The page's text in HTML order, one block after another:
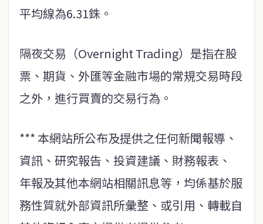
平均線為6.31銖。
隔夜交易（Overnight Trading）是指在股
票、期貨、外匯等金融市場的常規交易時段
之外，進行買賣的交易行為。
*** 本網站所公布及提供之任何新聞報導、
資訊、研究報告、投資建議、財務報表、
年報及其他本網站相關訊息等，均係基於服
務性質就外部資訊所彙整、或引用、轉載自